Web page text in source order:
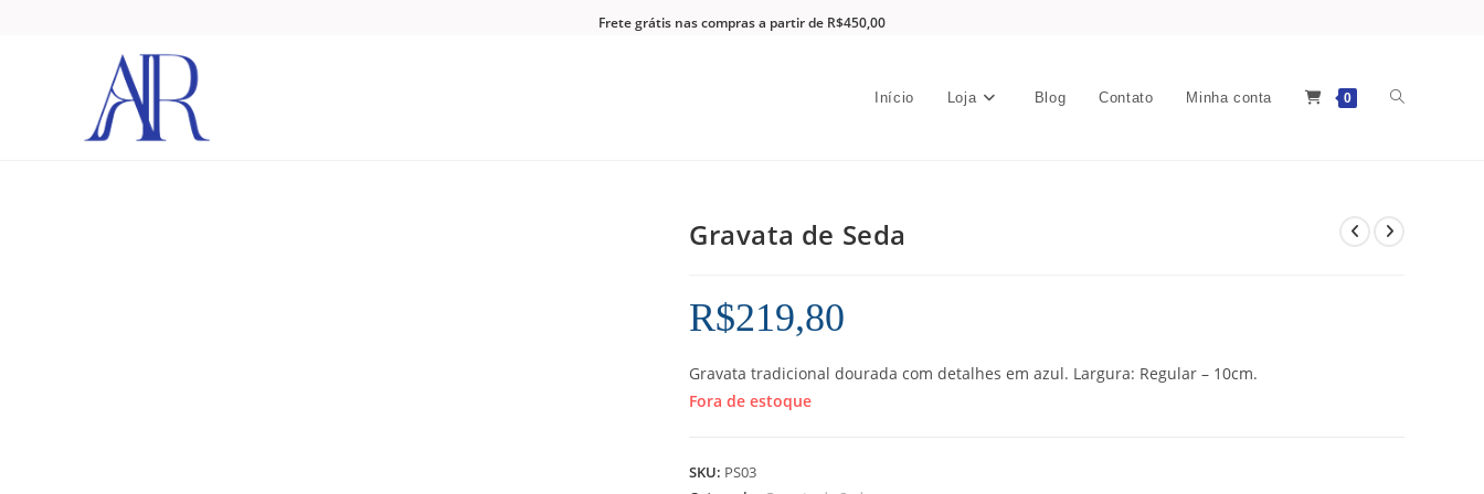
Frete grátis nas compras a partir de R$450,00
Início Loja Blog Contato Minha conta 0
Gravata de Seda
R$219,80
Gravata tradicional dourada com detalhes em azul. Largura: Regular – 10cm.
Fora de estoque
SKU: PS03